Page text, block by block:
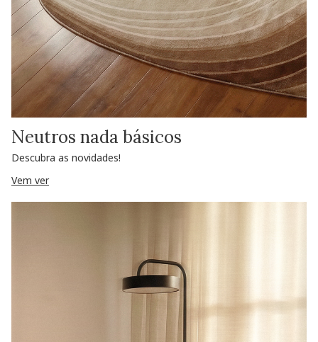
Neutros nada básicos
Descubra as novidades!
Vem ver